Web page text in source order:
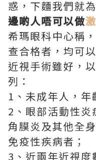
惑，下麵我們就
邊啲人唔可以做
希瑪眼科中心稱
查合格者，均可
近視手術雖好，
列：
1、未成年人，年
2、眼部活動性炎
角膜炎及其他全
免疫性疾病者；
3、近兩年近視